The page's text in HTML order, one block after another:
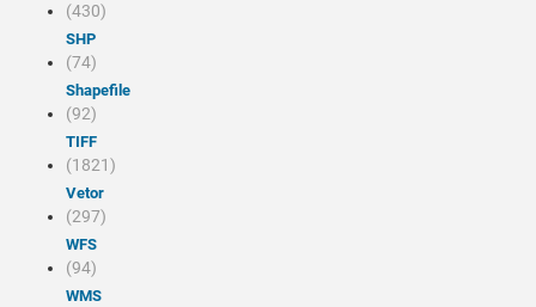
(430)
SHP
(74)
Shapefile
(92)
TIFF
(1821)
Vetor
(297)
WFS
(94)
WMS